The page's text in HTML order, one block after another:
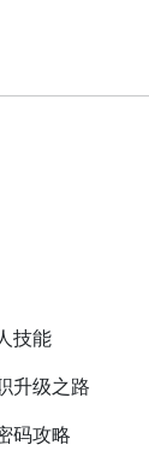
技能
升级之路
码攻略